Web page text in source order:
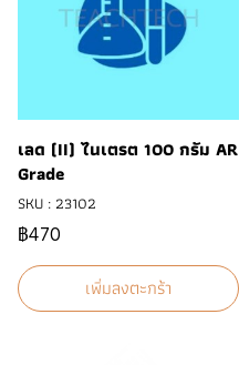
เลด (II) ไนเตรต 100 กรัม AR
Grade
SKU : 23102
฿470
เพิ่มลงตะกร้า